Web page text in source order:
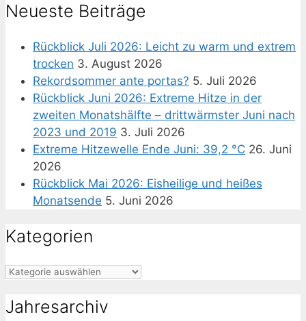
Neueste Beiträge
Rückblick Juli 2026: Leicht zu warm und extrem
trocken 3. August 2026
Rekordsommer ante portas? 5. Juli 2026
Rückblick Juni 2026: Extreme Hitze in der
zweiten Monatshälfte – drittwärmster Juni nach
2023 und 2019 3. Juli 2026
Extreme Hitzewelle Ende Juni: 39,2 °C 26. Juni
2026
Rückblick Mai 2026: Eisheilige und heißes
Monatsende 5. Juni 2026
Kategorien
Kategorien
Jahresarchiv